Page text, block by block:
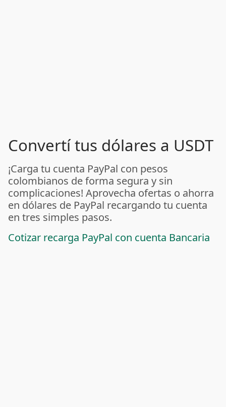
Convertí tus dólares a USDT
¡Carga tu cuenta PayPal con pesos
colombianos de forma segura y sin
complicaciones! Aprovecha ofertas o ahorra
en dólares de PayPal recargando tu cuenta
en tres simples pasos.
Cotizar recarga PayPal con cuenta Bancaria